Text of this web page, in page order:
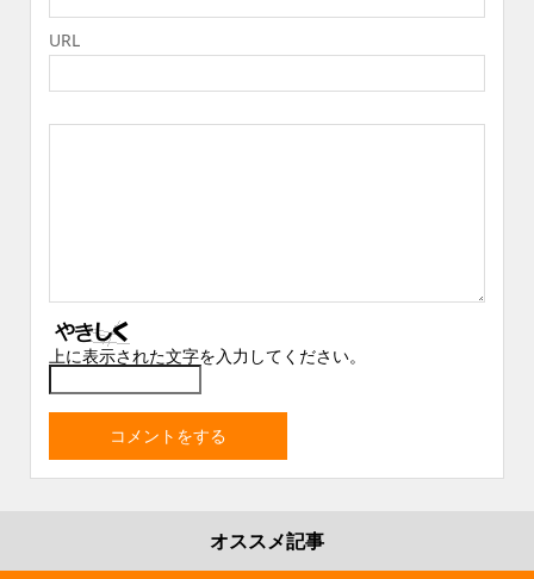
URL
上に表示された文字を入力してください。
オススメ記事